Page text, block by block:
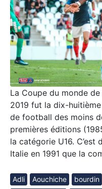
La Coupe du monde
2019 fut la dix-
de football des moins
premières éditions
la catégorie U16.
Italie en 1991 que la
Adli Aouchiche bourdin